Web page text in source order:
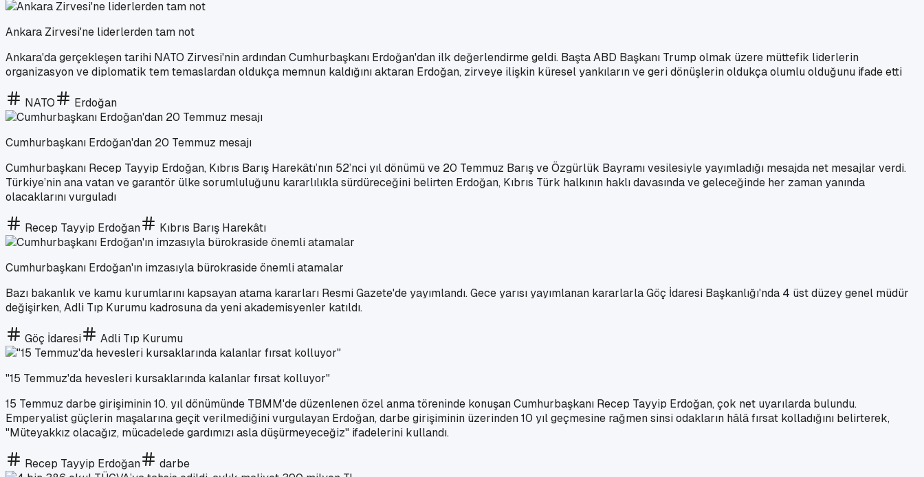
Ankara Zirvesi'ne liderlerden tam not
Ankara'da gerçekleşen tarihi NATO Zirvesi'nin ardından Cumhurbaşkanı Erdoğan'dan ilk değerlendirme geldi. Başta ABD Başkanı Trump olmak üzere müttefik liderlerin
organizasyon ve diplomatik tem temaslardan oldukça memnun kaldığını aktaran Erdoğan, zirveye ilişkin küresel yankıların ve geri dönüşlerin oldukça olumlu olduğunu ifade etti
NATO Erdoğan
Cumhurbaşkanı Erdoğan'dan 20 Temmuz mesajı
Cumhurbaşkanı Recep Tayyip Erdoğan, Kıbrıs Barış Harekâtı’nın 52’nci yıl dönümü ve 20 Temmuz Barış ve Özgürlük Bayramı vesilesiyle yayımladığı mesajda net mesajlar verdi.
Türkiye’nin ana vatan ve garantör ülke sorumluluğunu kararlılıkla sürdüreceğini belirten Erdoğan, Kıbrıs Türk halkının haklı davasında ve geleceğinde her zaman yanında
olacaklarını vurguladı
Recep Tayyip Erdoğan Kıbrıs Barış Harekâtı
Cumhurbaşkanı Erdoğan'ın imzasıyla bürokraside önemli atamalar
Bazı bakanlık ve kamu kurumlarını kapsayan atama kararları Resmi Gazete'de yayımlandı. Gece yarısı yayımlanan kararlarla Göç İdaresi Başkanlığı'nda 4 üst düzey genel müdür
değişirken, Adli Tıp Kurumu kadrosuna da yeni akademisyenler katıldı.
Göç İdaresi Adli Tıp Kurumu
"15 Temmuz'da hevesleri kursaklarında kalanlar fırsat kolluyor"
15 Temmuz darbe girişiminin 10. yıl dönümünde TBMM'de düzenlenen özel anma töreninde konuşan Cumhurbaşkanı Recep Tayyip Erdoğan, çok net uyarılarda bulundu.
Emperyalist güçlerin maşalarına geçit verilmediğini vurgulayan Erdoğan, darbe girişiminin üzerinden 10 yıl geçmesine rağmen sinsi odakların hâlâ fırsat kolladığını belirterek,
"Müteyakkız olacağız, mücadelede gardımızı asla düşürmeyeceğiz" ifadelerini kullandı.
Recep Tayyip Erdoğan darbe